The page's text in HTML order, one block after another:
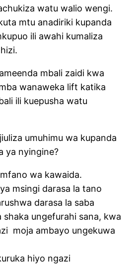
watu walio wengi.
mtu anadiriki kupanda
ili awahi kumaliza
mbali zaidi kwa
wanaweka lift katika
ili kuepusha watu
umuhimu wa kupanda
ya nyingine?
wa kawaida.
msingi darasa la tano
darasa la saba
shaka ungefurahi sana, kwa
moja ambayo ungekuwa
hiyo ngazi